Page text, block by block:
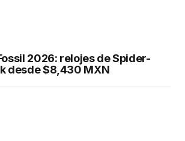
2026: relojes de Spider-
desde $8,430 MXN